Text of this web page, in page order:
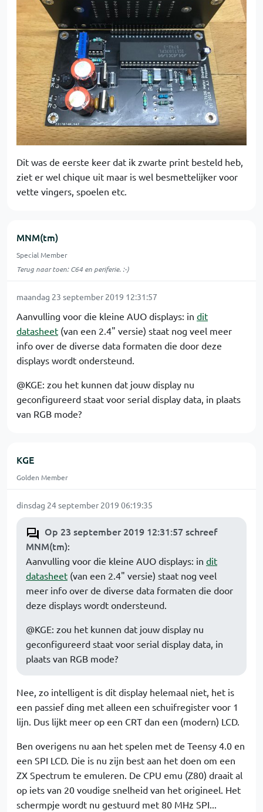
Dit was de eerste keer dat ik zwarte print besteld heb,
ziet er wel chique uit maar is wel besmettelijker voor
vette vingers, spoelen etc.
MNM(tm)
Special Member
Terug naar toen: C64 en periferie. :-)
maandag 23 september 2019 12:31:57
Aanvulling voor die kleine AUO displays: in dit
datasheet (van een 2.4" versie) staat nog veel meer
info over de diverse data formaten die door deze
displays wordt ondersteund.
@KGE: zou het kunnen dat jouw display nu
geconfigureerd staat voor serial display data, in plaats
van RGB mode?
KGE
Golden Member
dinsdag 24 september 2019 06:19:35
Op 23 september 2019 12:31:57 schreef
MNM(tm):
Aanvulling voor die kleine AUO displays: in dit
datasheet (van een 2.4" versie) staat nog veel
meer info over de diverse data formaten die door
deze displays wordt ondersteund.
@KGE: zou het kunnen dat jouw display nu
geconfigureerd staat voor serial display data, in
plaats van RGB mode?
Nee, zo intelligent is dit display helemaal niet, het is
een passief ding met alleen een schuifregister voor 1
lijn. Dus lijkt meer op een CRT dan een (modern) LCD.
Ben overigens nu aan het spelen met de Teensy 4.0 en
een SPI LCD. Die is nu zijn best aan het doen om een
ZX Spectrum te emuleren. De CPU emu (Z80) draait al
op iets van 20 voudige snelheid van het origineel. Het
schermpje wordt nu gestuurd met 80 MHz SPI...